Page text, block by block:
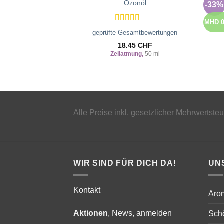
Ozonöl
Bewertet
mit5von 5
geprüfte Gesamtbewertungen
18.45 CHF
Zellatmung,50 ml
-33%
MHD
Alle Preise inkl. gesetzlicher
WIR SIND FÜR DICH DA!
Kontakt
Aktionen, News, anmelden